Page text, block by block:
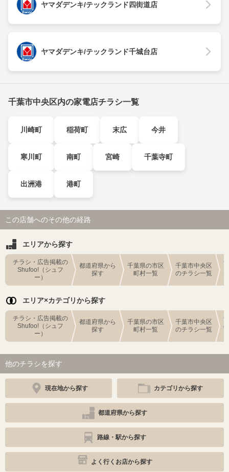
ヤマダデンキ/テックランド四街道店
ヤマダデンキ/テックランド千城台店
千葉市中央区内の家電店チラシ一覧
川崎町 稲荷町 末広 今井
寒川町 南町 宮崎 千葉寺町
出洲港 港町
この店舗へのその他の経路
エリアから探す
チラシ・広告掲載の
Shufoo!（シュフ
ー）
都道府県から
探す
千葉県の市区
町村一覧
千葉市中央区
のチラシ一覧
エリア×カテゴリから探す
チラシ・広告掲載の
Shufoo!（シュフ
ー）
都道府県から
探す
千葉県の市区
町村一覧
千葉市中央区
のチラシ一覧
他のチラシを探す
現在地から探す カテゴリから探す
都道府県から探す
路線・駅から探す
よく行くお店から探す